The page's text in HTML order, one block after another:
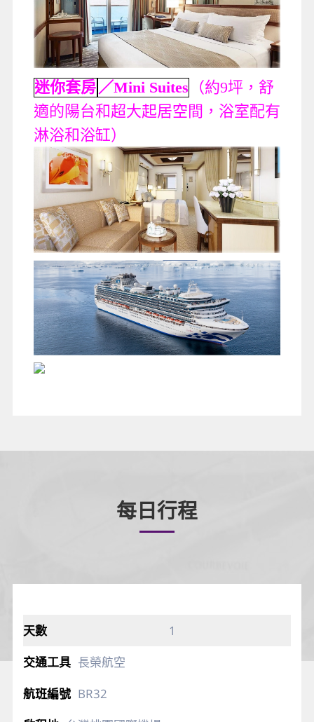
迷你套房 ／Mini Suites （約9坪，舒
適的陽台和超大起居空間，浴室配有
淋浴和浴缸）
每日行程
1
長榮航空
BR32